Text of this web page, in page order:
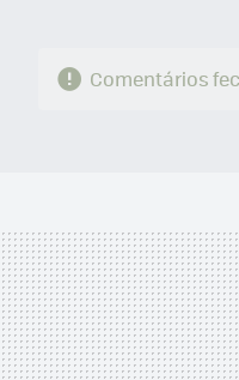
Comentários